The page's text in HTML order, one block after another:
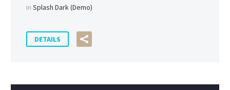
in Splash Dark (Demo)
DETAILS